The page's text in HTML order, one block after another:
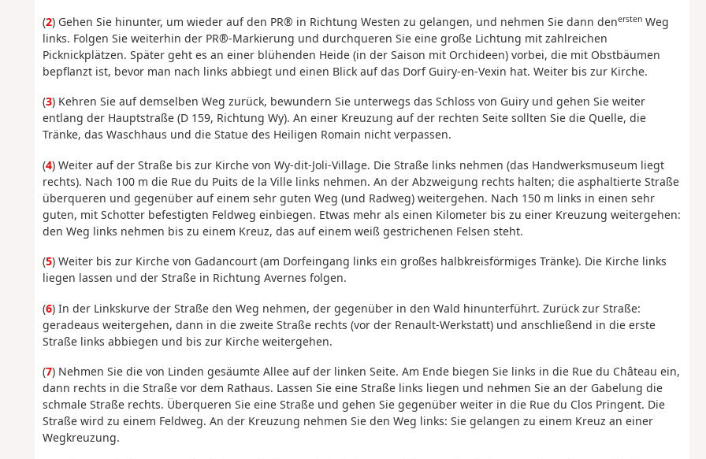
(2) Gehen Sie hinunter, um wieder auf den PR® in Richtung Westen zu gelangen, und nehmen Sie dann denerstenWeg
links. Folgen Sie weiterhin der PR®-Markierung und durchqueren Sie eine große Lichtung mit zahlreichen
Picknickplätzen. Später geht es an einer blühenden Heide (in der Saison mit Orchideen) vorbei, die mit Obstbäumen
bepflanzt ist, bevor man nach links abbiegt und einen Blick auf das Dorf Guiry-en-Vexin hat. Weiter bis zur Kirche.
(3) Kehren Sie auf demselben Weg zurück, bewundern Sie unterwegs das Schloss von Guiry und gehen Sie weiter
entlang der Hauptstraße (D 159, Richtung Wy). An einer Kreuzung auf der rechten Seite sollten Sie die Quelle, die
Tränke, das Waschhaus und die Statue des Heiligen Romain nicht verpassen.
(4) Weiter auf der Straße bis zur Kirche von Wy-dit-Joli-Village. Die Straße links nehmen (das Handwerksmuseum liegt
rechts). Nach 100 m die Rue du Puits de la Ville links nehmen. An der Abzweigung rechts halten; die asphaltierte Straße
überqueren und gegenüber auf einem sehr guten Weg (und Radweg) weitergehen. Nach 150 m links in einen sehr
guten, mit Schotter befestigten Feldweg einbiegen. Etwas mehr als einen Kilometer bis zu einer Kreuzung weitergehen:
den Weg links nehmen bis zu einem Kreuz, das auf einem weiß gestrichenen Felsen steht.
(5) Weiter bis zur Kirche von Gadancourt (am Dorfeingang links ein großes halbkreisförmiges Tränke). Die Kirche links
liegen lassen und der Straße in Richtung Avernes folgen.
(6) In der Linkskurve der Straße den Weg nehmen, der gegenüber in den Wald hinunterführt. Zurück zur Straße:
geradeaus weitergehen, dann in die zweite Straße rechts (vor der Renault-Werkstatt) und anschließend in die erste
Straße links abbiegen und bis zur Kirche weitergehen.
(7) Nehmen Sie die von Linden gesäumte Allee auf der linken Seite. Am Ende biegen Sie links in die Rue du Château ein,
dann rechts in die Straße vor dem Rathaus. Lassen Sie eine Straße links liegen und nehmen Sie an der Gabelung die
schmale Straße rechts. Überqueren Sie eine Straße und gehen Sie gegenüber weiter in die Rue du Clos Pringent. Die
Straße wird zu einem Feldweg. An der Kreuzung nehmen Sie den Weg links: Sie gelangen zu einem Kreuz an einer
Wegkreuzung.